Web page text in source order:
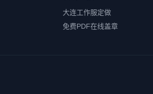
大连工作服定做
免费PDF在线盖章